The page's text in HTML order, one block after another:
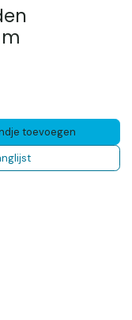
toevoegen